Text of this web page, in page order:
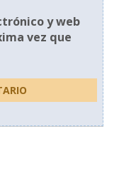
y web
vez que